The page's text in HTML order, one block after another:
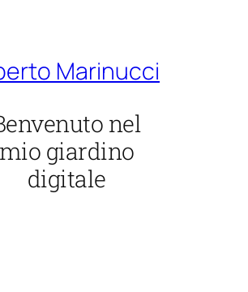
Marinucci
nel
mio giardino
digitale